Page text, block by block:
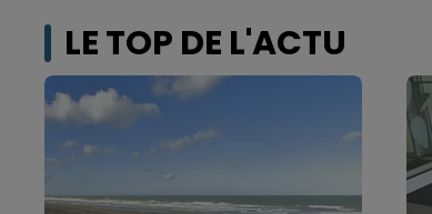
LE TOP DE L'ACTU